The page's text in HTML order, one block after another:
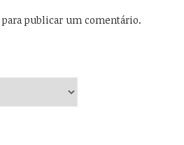
para publicar um comentário.